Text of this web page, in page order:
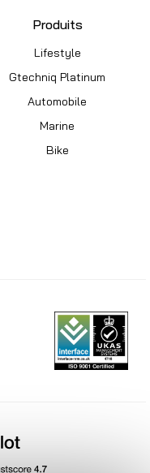
Produits
Lifestyle
Gtechniq Platinum
Automobile
Marine
Bike